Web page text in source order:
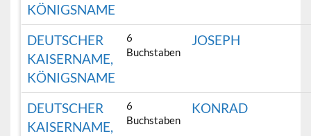
KÖNIGSNAME
DEUTSCHER
KAISERNAME,
KÖNIGSNAME
6
Buchstaben
JOSEPH
DEUTSCHER
KAISERNAME,
6
Buchstaben
KONRAD